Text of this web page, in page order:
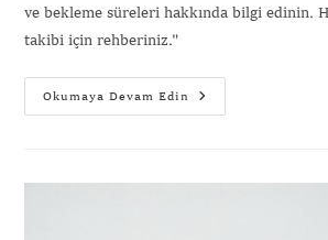
ve bekleme süreleri hakkında bilgi edinin.
takibi için rehberiniz."
Okumaya Devam Edin